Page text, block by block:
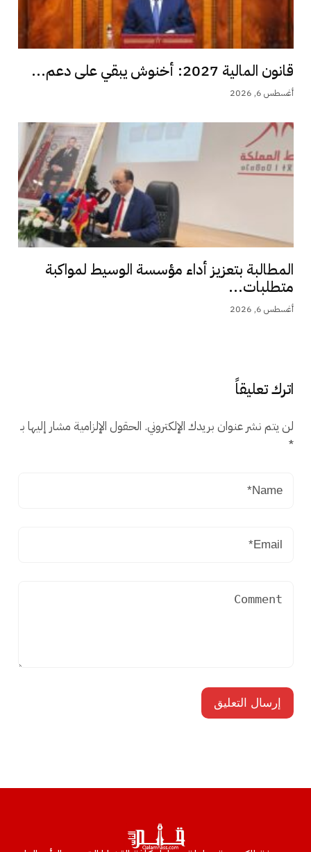
قانون المالية 2027: أخنوش يبقي على دعم...
أغسطس 6, 2026
المطالبة بتعزيز أداء مؤسسة الوسيط لمواكبة
متطلبات...
أغسطس 6, 2026
اترك تعليقاً
لن يتم نشر عنوان بريدك الإلكتروني. الحقول الإلزامية مشار إليها بـ
*